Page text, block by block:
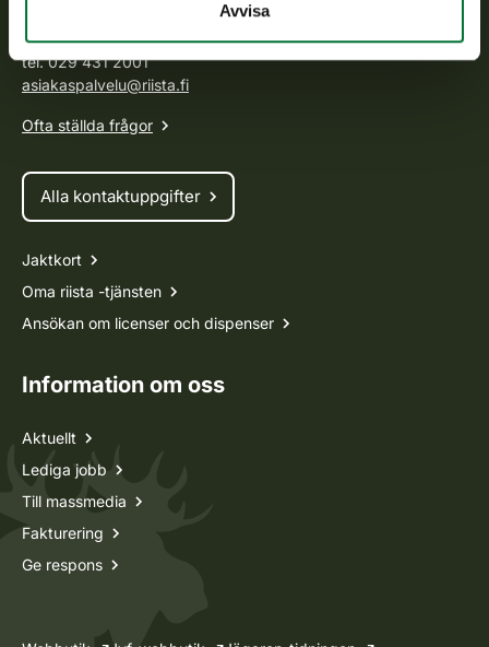
Avvisa
Vardagar kl. 9–15
tel. 029 431 2001
asiakaspalvelu@riista.fi
Ofta ställda frågor
Alla kontaktuppgifter
Jaktkort
Oma riista -tjänsten
Ansökan om licenser och dispenser
Information om oss
Aktuellt
Lediga jobb
Till massmedia
Fakturering
Ge respons